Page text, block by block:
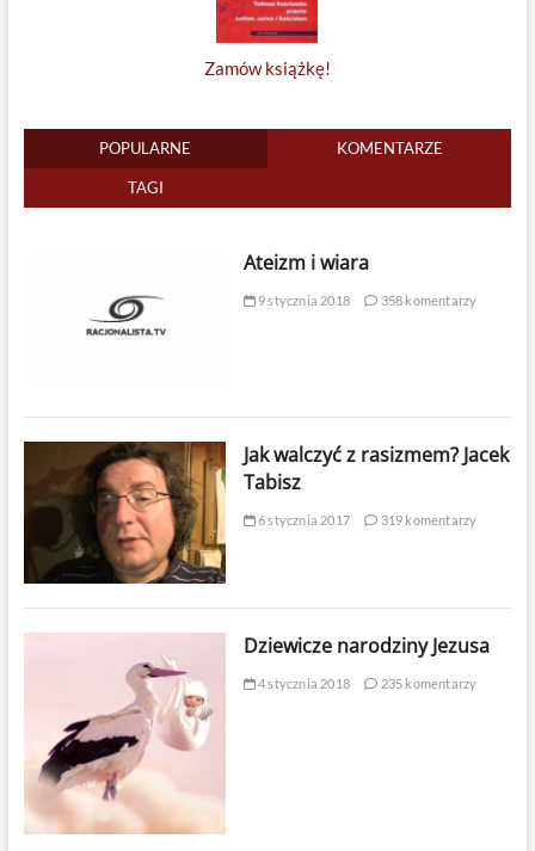
Zamów książkę!
POPULARNE KOMENTARZE
TAGI
Ateizm i wiara
9 stycznia 2018 358 komentarzy
Jak walczyć z rasizmem? Jacek
Tabisz
6 stycznia 2017 319 komentarzy
Dziewicze narodziny Jezusa
4 stycznia 2018 235 komentarzy